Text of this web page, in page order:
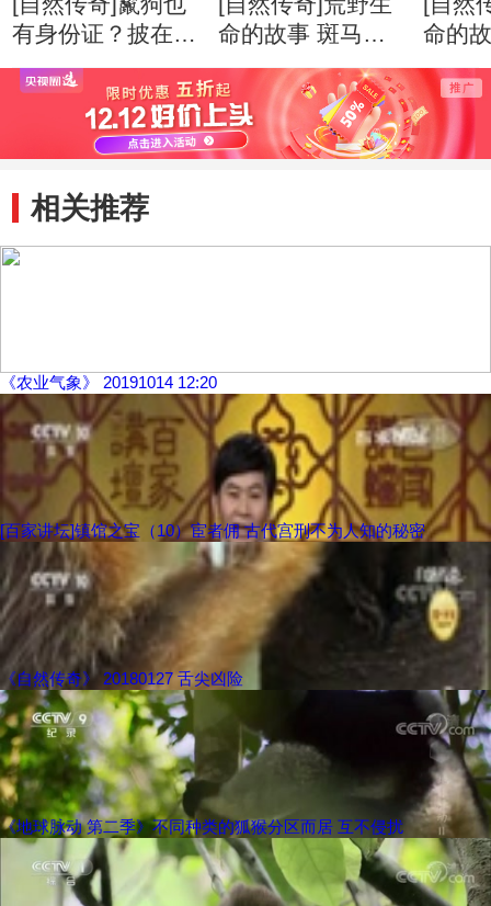
有身份证？披在身
上绝无重复
命的故事 斑马牛
羚的迁徙将给食肉
动物带来一场盛宴
命的
侵占
千里
相关推荐
《农业气象》 20191014 12:20
[百家讲坛]镇馆之宝（10）宦者佣 古代宫刑不为人知的秘密
《自然传奇》 20180127 舌尖凶险
《地球脉动 第二季》不同种类的狐猴分区而居 互不侵扰